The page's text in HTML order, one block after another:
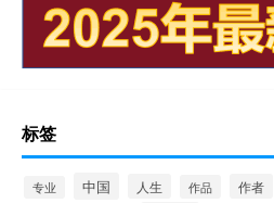
标签
专业 中国 人生 作品 作者